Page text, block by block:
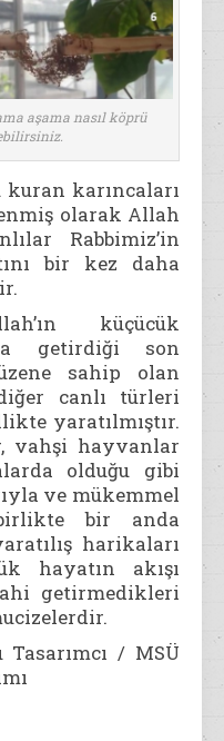
aşama nasıl köprü
karıncaları
olarak Allah
Rabbimiz’in
bir kez daha
küçücük
getirdiği son
sahip olan
canlı türleri
yaratılmıştır.
vahşi hayvanlar
olduğu gibi
ve mükemmel
bir anda
harikaları
hayatın akışı
getirmedikleri
/ MSÜ